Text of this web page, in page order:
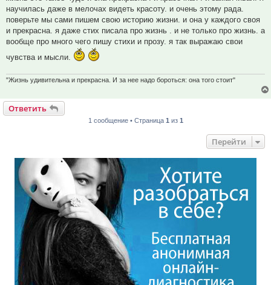
научилась даже в мелочах видеть красоту. и очень этому рада.
поверьте мы сами пишем свою историю жизни. и она у каждого своя
и прекрасна. я даже стих писала про жизнь . и не только про жизнь. а
вообще про много чего пишу стихи и прозу. я так выражаю свои
чувства и мысли.
"Жизнь удивительна и прекрасна. И за нее надо бороться: она того стоит"
Ответить
1 сообщение • Страница 1 из 1
Перейти